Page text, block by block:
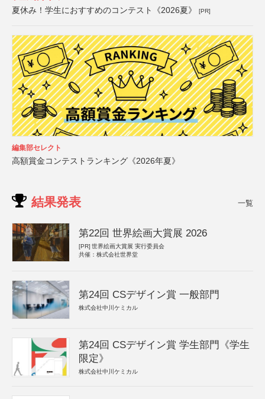
夏休み！学生におすすめのコンテスト《2026夏》 [PR]
編集部セレクト
高額賞金コンテストランキング《2026年夏》
結果発表 一覧
第22回 世界絵画大賞展 2026
[PR] 世界絵画大賞展 実行委員会
共催：株式会社世界堂
第24回 CSデザイン賞 一般部門
株式会社中川ケミカル
第24回 CSデザイン賞 学生部門《学生
限定》
株式会社中川ケミカル